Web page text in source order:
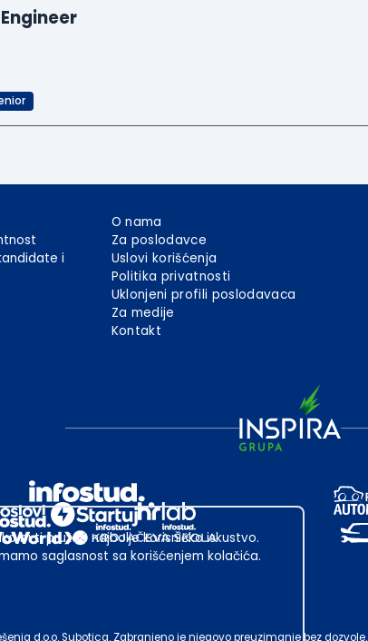
i
O nama
Za poslodavce
Uslovi korišćenja
Politika privatnosti
Uklonjeni profili poslodavaca
Za medije
Kontakt
d.o.o. Subotica. Zabranjeno je njegovo preuzimanje bez dozvole.
bi ti pružao najbolje korisničko iskustvo.
saglasnost sa korišćenjem kolačića.